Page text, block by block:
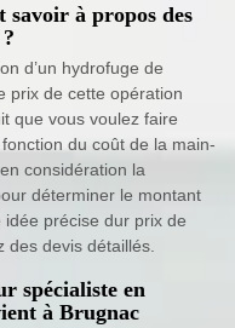
savoir à propos des
d’un hydrofuge de
prix de cette opération
que vous voulez faire
du coût de la main-
considération la
déterminer le montant
précise dur prix de
des devis détaillés.
spécialiste en
à Brugnac